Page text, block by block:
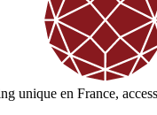
unique en France,